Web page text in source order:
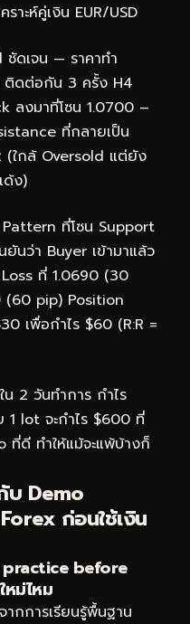
ะห์คู่เงิน EUR/USD
ดเจน — ราคาทำ
ติดต่อกัน 3 ครั้ง H4
ลงมาที่โซน 1.0700 –
ที่กลายเป็น
(ใกล้ Oversold แต่ยัง
ง)
ที่โซน Support
นว่า Buyer เข้ามาแล้ว
ที่ 1.0690 (30
(60 pip) Position
เพื่อกำไร $60 (R:R =
2 วันทำการ กำไร
1 lot จะกำไร $600 ที่
ดี ทำให้แม้จะแพ้บ้างก็
บ Demo
ก่อนใช้เงิน
before
หม่ไหม
ากการเรียนรู้พื้นฐาน